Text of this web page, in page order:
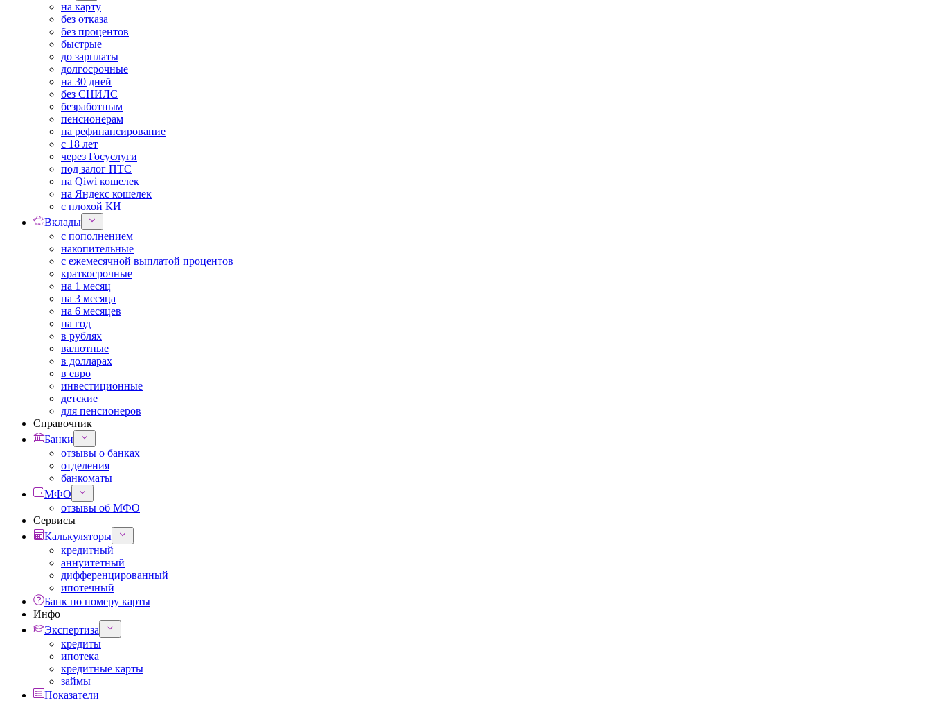
на карту
без отказа
без процентов
быстрые
до зарплаты
долгосрочные
на 30 дней
без СНИЛС
безработным
пенсионерам
на рефинансирование
с 18 лет
через Госуслуги
под залог ПТС
на Qiwi кошелек
на Яндекс кошелек
с плохой КИ
Вклады
с пополнением
накопительные
с ежемесячной выплатой процентов
краткосрочные
на 1 месяц
на 3 месяца
на 6 месяцев
на год
в рублях
валютные
в долларах
в евро
инвестиционные
детские
для пенсионеров
Справочник
Банки
отзывы о банках
отделения
банкоматы
МФО
отзывы об МФО
Сервисы
Калькуляторы
кредитный
аннуитетный
дифференцированный
ипотечный
Банк по номеру карты
Инфо
Экспертиза
кредиты
ипотека
кредитные карты
займы
Показатели